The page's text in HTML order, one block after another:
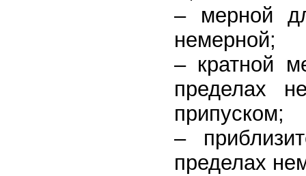
– мерной
немерной;
– кратной
пределах
припуском;
–
пределах